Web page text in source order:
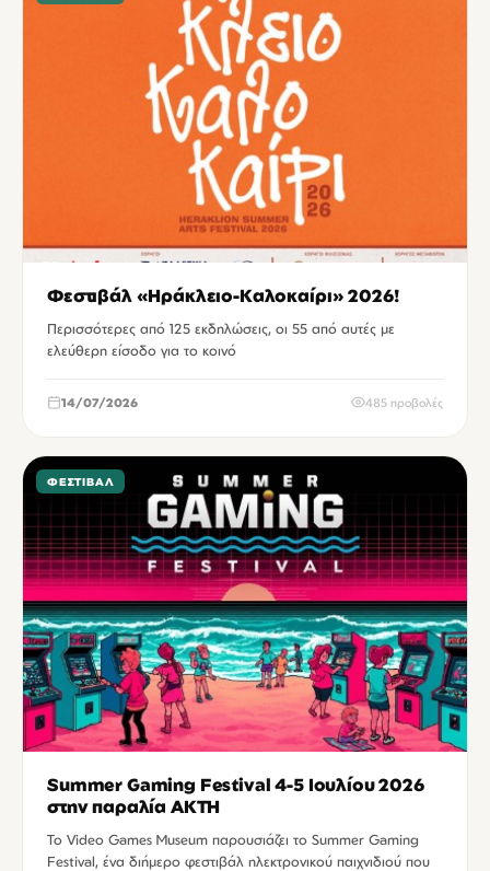
Φεστιβάλ «Ηράκλειο-Καλοκαίρι» 2026!
Περισσότερες από 125 εκδηλώσεις, οι 55 από αυτές με
ελεύθερη είσοδο για το κοινό
14/07/2026 485 προβολές
ΦΕΣΤΙΒΆΛ
Summer Gaming Festival 4-5 Ιουλίου 2026
στην παραλία ΑΚΤΗ
Το Video Games Museum παρουσιάζει το Summer Gaming
Festival, ένα διήμερο φεστιβάλ ηλεκτρονικού παιχνιδιού που